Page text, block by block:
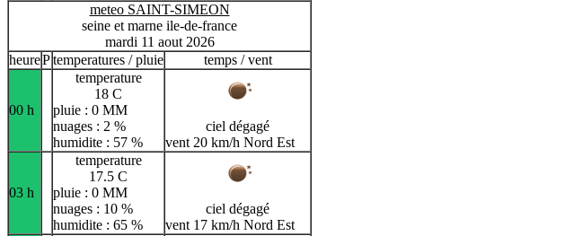
meteo SAINT-SIMEON
seine et marne ile-de-france
mardi 11 aout 2026
heurePtemperatures / pluie temps / vent
00 h
temperature
18 C
pluie : 0 MM
nuages : 2 %
humidite : 57 %
ciel dégagé
vent 20 km/h Nord Est
03 h
temperature
17.5 C
pluie : 0 MM
nuages : 10 %
humidite : 65 %
ciel dégagé
vent 17 km/h Nord Est